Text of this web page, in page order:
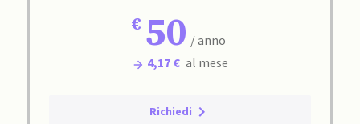
50 / anno
4,17 € al mese
Richiedi